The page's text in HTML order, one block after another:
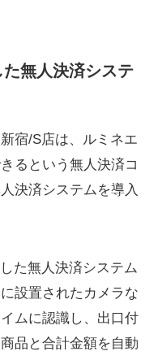
無人決済システ
宿/S店は、ルミネエ
るという無人決済コ
決済システムを導入
た無人決済システム
設置されたカメラな
ムに認識し、出口付
品と合計金額を自動